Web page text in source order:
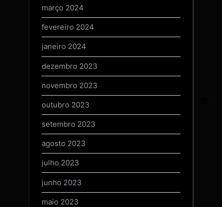
março 2024
fevereiro 2024
janeiro 2024
dezembro 2023
novembro 2023
outubro 2023
setembro 2023
agosto 2023
julho 2023
junho 2023
maio 2023